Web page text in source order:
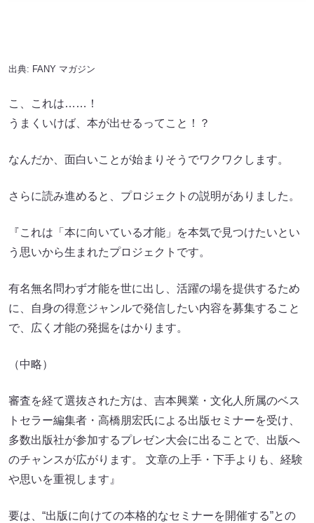
出典: FANY マガジン
こ、これは……！
うまくいけば、本が出せるってこと！？
なんだか、面白いことが始まりそうでワクワクします。
さらに読み進めると、プロジェクトの説明がありました。
『これは「本に向いている才能」を本気で見つけたいとい
う思いから生まれたプロジェクトです。
有名無名問わず才能を世に出し、活躍の場を提供するため
に、自身の得意ジャンルで発信したい内容を募集すること
で、広く才能の発掘をはかります。
（中略）
審査を経て選抜された方は、吉本興業・文化人所属のベス
トセラー編集者・高橋朋宏氏による出版セミナーを受け、
多数出版社が参加するプレゼン大会に出ることで、出版へ
のチャンスが広がります。 文章の上手・下手よりも、経験
や思いを重視します』
要は、“出版に向けての本格的なセミナーを開催する”との